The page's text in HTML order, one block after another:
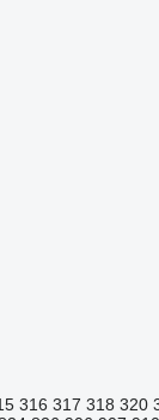
316 317 318 320